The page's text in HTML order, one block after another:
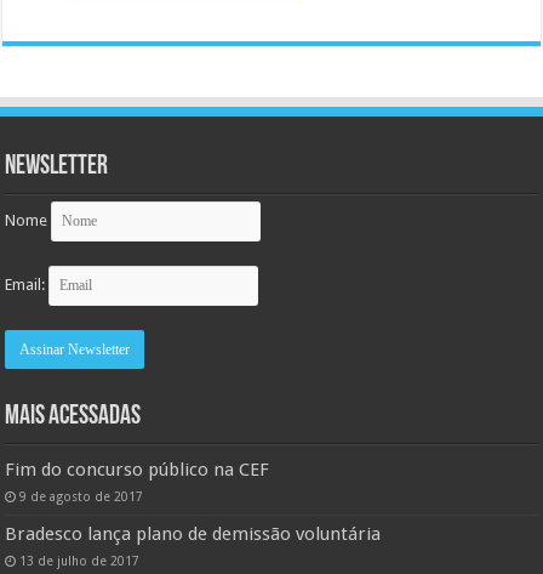
Newsletter
Nome
Email:
MAIS ACESSADAS
Fim do concurso público na CEF
9 de agosto de 2017
Bradesco lança plano de demissão voluntária
13 de julho de 2017